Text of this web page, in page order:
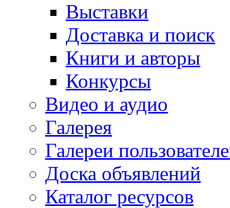
Выставки
Доставка и поиск
Книги и авторы
Конкурсы
Видео и аудио
Галерея
Галереи
Доска объявлений
Каталог ресурсов